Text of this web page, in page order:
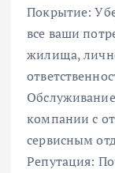
Покрытие:
все ваши
жилища,
компании с
сервисным
Репутация: